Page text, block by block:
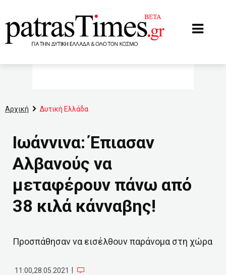
Αρχική Δυτική Ελλάδα
Ιωάννινα: Έπιασαν
Αλβανούς να
μεταφέρουν πάνω από
38 κιλά κάνναβης!
Προσπάθησαν να εισέλθουν παράνομα στη χώρα
11:00,28.05.2021